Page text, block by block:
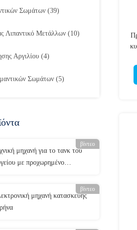
Σωμάτων (39)
Λιπαντικό Μετάλλων (10)
Αργιλίου (4)
Σωμάτων (5)
βίντεο
μηχανή για το τανκ του
με προχωρημένο
βίντεο
μηχανή κατασκευής